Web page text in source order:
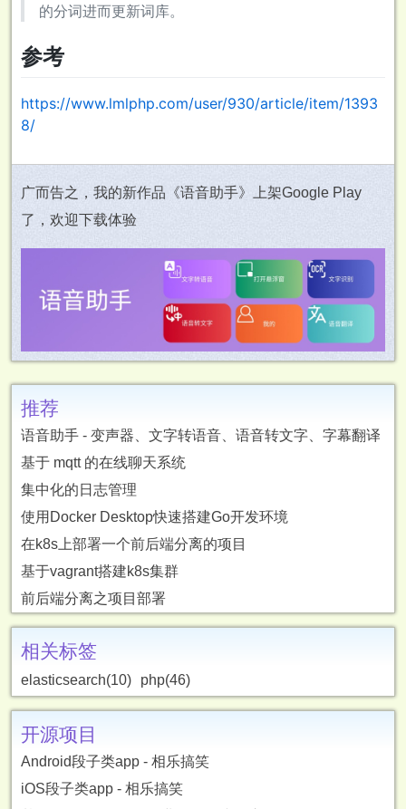
的分词进而更新词库。
参考
https://www.lmlphp.com/user/930/article/item/1393
8/
广而告之，我的新作品《语音助手》上架Google Play
了，欢迎下载体验
推荐
语音助手 - 变声器、文字转语音、语音转文字、字幕翻译
基于 mqtt 的在线聊天系统
集中化的日志管理
使用Docker Desktop快速搭建Go开发环境
在k8s上部署一个前后端分离的项目
基于vagrant搭建k8s集群
前后端分离之项目部署
相关标签
elasticsearch(10) php(46)
开源项目
Android段子类app - 相乐搞笑
iOS段子类app - 相乐搞笑